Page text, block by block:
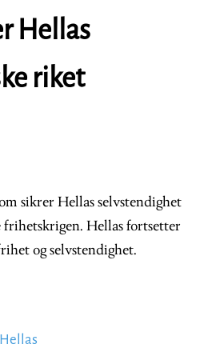
Hellas
riket
sikrer Hellas selvstendighet
frihetskrigen. Hellas fortsetter
og selvstendighet.
Hellas